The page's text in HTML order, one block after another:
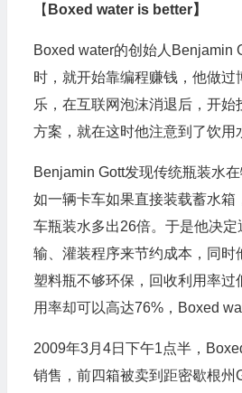
【 Boxed water is better】
Boxed water的创始人Benjamin
时，就开始靠编程赚钱，他做过
乐，在互联网泡沫消退后，开始
方案，就在这时他注意到了饮用
Benjamin Gott发现传统瓶装水
如一辆卡车如果直接装载蓄水箱
车瓶装水多出26倍。于是他决
输、灌装程序来节约成本，同时
塑料瓶不够环保，回收利用率过
用率却可以高达76%，Boxed
2009年3月4日下午1点半，
销售，前四箱被卖到距密歇根州